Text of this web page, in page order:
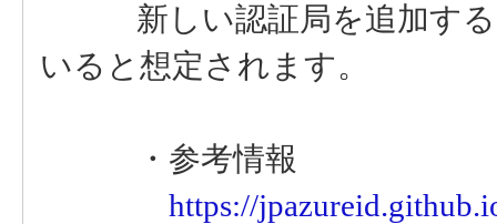
新しい認証局を追加する
いると想定されます。
・参考情報
https://